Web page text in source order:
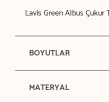
Lavis Green Albus Çukur
BOYUTLAR
MATERYAL